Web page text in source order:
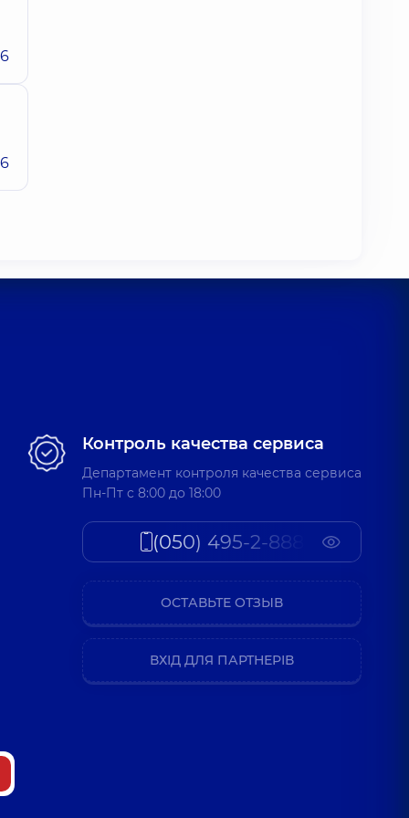
Контроль качества сервиса
Департамент контроля качества сервиса
Пн-Пт c 8:00 до 18:00
(050) 495-2-888
ОСТАВЬТЕ ОТЗЫВ
ВХІД ДЛЯ ПАРТНЕРІВ